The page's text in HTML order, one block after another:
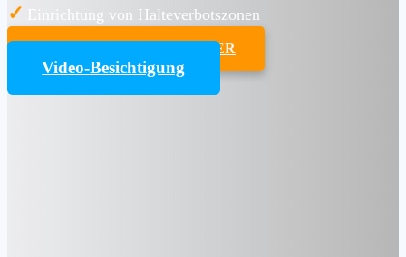
✓ Einrichtung von Halteverbotszonen
UMZUGSKOSTENRECHNER
Video-Besichtigung